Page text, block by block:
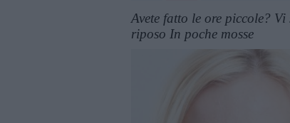
Avete fatto le ore piccole?
riposo In poche mosse